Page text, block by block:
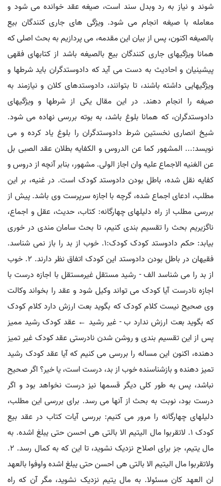
شوند و نیاز به رد وبدل سند است، صیغه عقد خوانده می شود و
معامله با صیغه انجام می شود. ویژگی های جاری کنندگان بیع
بالصیغه اکنون، پس از بیان این مقدمه، می پردازیم به بحث اصلی که
همانا ویژگیهای جاری کنندگان بیع بالصیغه باشد از کتابهای فقهی
پیشینیان و احادیث به دست می آید که دادوستدگران باید شرطها و
ویژگیهایی داشته باشند، تا بتوانند، دادوستدهای کلان و نیازمند به
صیغه را انجام دهند. در این مقال یکی از شرطها و ویژگیهای
دادوستدگران، که همانا بلوغ باشد، به بوته بررسی نهاده می شود.
شیخ انصاری نخستین شرط دادوستدگران را بلوغ یاد کرده و می
نویسد:... المشهور کما عن الدروس و الکفایه بطلان عقد الصبی بل
عن الغنیه الاجماع علیه وان اجاز الولی. مشهور، بنابر آنچه از دروس و
کفایه نقل شده، باطل بودن دادوستد کودک است. در غنیه، بر این
مطلب، ادعای اجماع شده، گرچه با اجازه سرپرست وی باشد. پیش از
بررسی مطلب از راه دلیلهای چهارگانه: کتاب، حدیث، عقل و اجماع،
ناگزیریم بحث را تقسیم بندی کنیم، تا بحث سامان مندی در خوری
بیابد: حکم دادوستد کودک کودک:۱. خوب از بد را باز نمی شناسد.
فقیهان در باطل بودن دادوستد این کودک اتفاق نظر دارند. ۲. خوب
از بد را می شناسد الف - رشید مستقل غیرمستقل با اجازه درست با
اجازه نادرست آیا کودک می تواند وکیل شود و عقد را بخواند وکالت
وی صحیح نیست کلام کودک که بگوید بعت ارزش دارد کلام کودک
که بگوید بعت ارزش ندارد ب - غیر رشید ← عقد کودک رشید ممیز
پس از این تقسیم بندی و روشن شدن نادرستی عقد کودک غیر تمیز
دهنده، اکنون این مساله را بررسی می کنیم که آیا عقد کودک رشید
تمیز دهنده و بازشناسنده خوب از بد، درست است، یا خیر؟ اگر صحیح
نباشد، پس به طور کلی دیگر قسمها نیز درست نخواهد بود و اگر
درست بود، نوبت به بحث از آنها می رسد. برای بررسی این مطلب،
دلیلهای چهارگانه را مرور می کنیم: بررسی آیات کتاب در عقد بیع
کودک ۱. لاتقربوا مال الیتیم الا بالتی هی احسن حتی یبلغ اشده. به
مال یتیم، جز برای اصلاح نزدیک نشوید، تا این که به کمال رسد. ۲.
ولاتقربوا مال الیتیم الا بالتی هی احسن حتی یبلغ اشده واوفوا بالعهد
ان العهد کان مسئولا. به مال یتیم نزدیک نشوید، مگر آن که راه